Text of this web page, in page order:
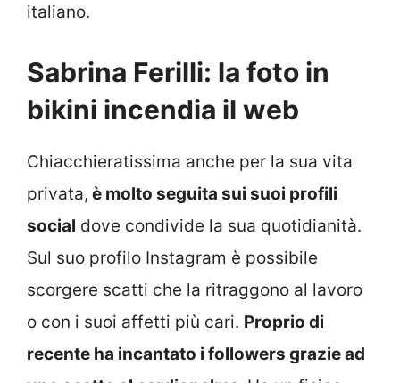
italiano.
Sabrina Ferilli: la foto in
bikini incendia il web
Chiacchieratissima anche per la sua vita
privata, è molto seguita sui suoi profili
social dove condivide la sua quotidianità.
Sul suo profilo Instagram è possibile
scorgere scatti che la ritraggono al lavoro
o con i suoi affetti più cari. Proprio di
recente ha incantato i followers grazie ad